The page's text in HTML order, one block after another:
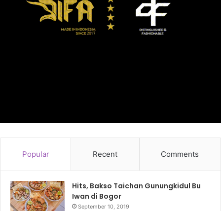
Popular Recent Comments
Hits, Bakso Taichan Gunungkidul Bu
Iwan di Bogor
September 10, 2019